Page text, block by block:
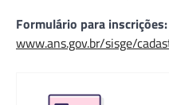
Formulário para inscrições:
www.ans.gov.br/sisge/